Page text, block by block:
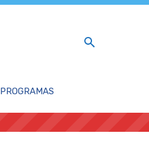
PROGRAMAS